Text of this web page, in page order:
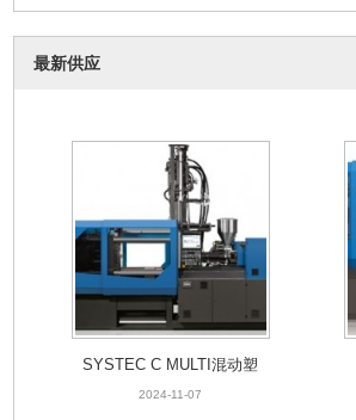
SYSTEC C MULTI混动塑机
2024-11-07
最新供应
SYSTEC C MULTI混动塑
机
2024-11-07